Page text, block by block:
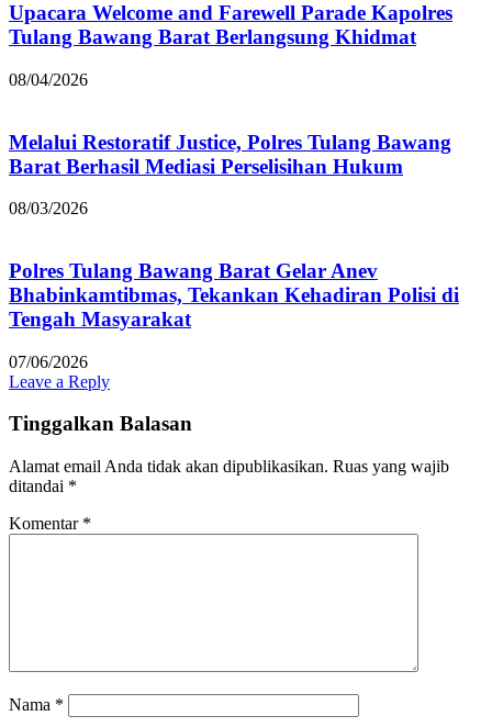
Upacara Welcome and Farewell Parade Kapolres
Tulang Bawang Barat Berlangsung Khidmat
08/04/2026
Melalui Restoratif Justice, Polres Tulang Bawang
Barat Berhasil Mediasi Perselisihan Hukum
08/03/2026
Polres Tulang Bawang Barat Gelar Anev
Bhabinkamtibmas, Tekankan Kehadiran Polisi di
Tengah Masyarakat
07/06/2026
Leave a Reply
Tinggalkan Balasan
Alamat email Anda tidak akan dipublikasikan. Ruas yang wajib
ditandai *
Komentar *
Nama *